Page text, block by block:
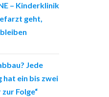
– Kinderklinik
geht,
Jede
hat ein bis zwei
Folge“